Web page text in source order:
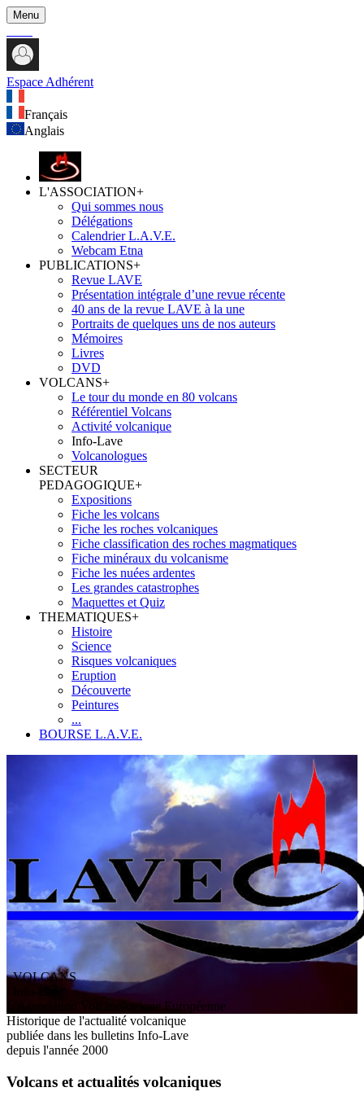
Menu
Espace Adhérent
Français
Anglais
L'ASSOCIATION+
Qui sommes nous
Délégations
Calendrier L.A.V.E.
Webcam Etna
PUBLICATIONS+
Revue LAVE
Présentation intégrale d’une revue récente
40 ans de la revue LAVE à la une
Portraits de quelques uns de nos auteurs
Mémoires
Livres
DVD
VOLCANS+
Le tour du monde en 80 volcans
Référentiel Volcans
Activité volcanique
Info-Lave
Volcanologues
SECTEUR
PEDAGOGIQUE+
Expositions
Fiche les volcans
Fiche les roches volcaniques
Fiche classification des roches magmatiques
Fiche minéraux du volcanisme
Fiche les nuées ardentes
Les grandes catastrophes
Maquettes et Quiz
THEMATIQUES+
Histoire
Science
Risques volcaniques
Eruption
Découverte
Peintures
...
BOURSE L.A.V.E.
VOLCANS
ssociation V olcanologiqueEuropéenne
Historique de l'actualité volcanique
publiée dans les bulletins Info-Lave
depuis l'année 2000
Volcans et actualités volcaniques